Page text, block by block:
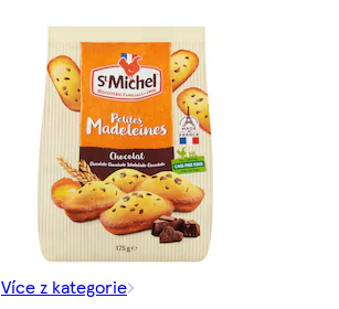
Více z kategorie